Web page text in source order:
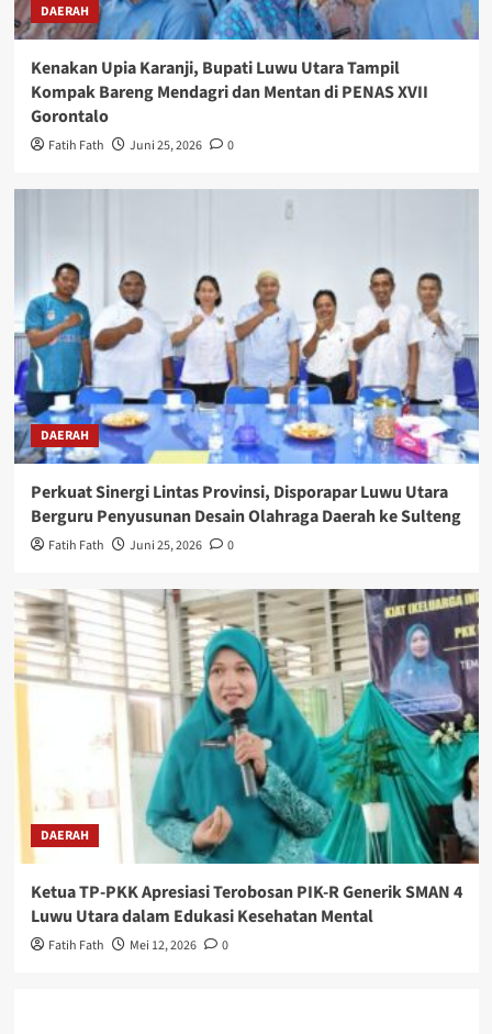
DAERAH
Kenakan Upia Karanji, Bupati Luwu Utara Tampil
Kompak Bareng Mendagri dan Mentan di PENAS XVII
Gorontalo
Fatih Fath Juni 25, 2026 0
DAERAH
Perkuat Sinergi Lintas Provinsi, Disporapar Luwu Utara
Berguru Penyusunan Desain Olahraga Daerah ke Sulteng
Fatih Fath Juni 25, 2026 0
DAERAH
Ketua TP-PKK Apresiasi Terobosan PIK-R Generik SMAN 4
Luwu Utara dalam Edukasi Kesehatan Mental
Fatih Fath Mei 12, 2026 0